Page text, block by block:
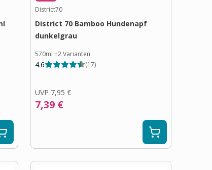
District70
District 70 Bamboo Hundenapf
dunkelgrau
570ml +2Varianten
4.6 (17)
UVP 7,95 €
7,39 €